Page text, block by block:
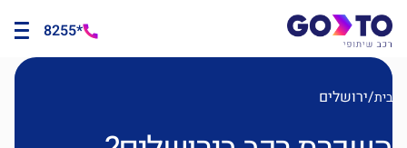
*8255
בית/ירושלים